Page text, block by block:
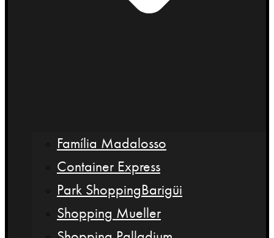
Família Madalosso
Container Express
Park ShoppingBarigüi
Shopping Mueller